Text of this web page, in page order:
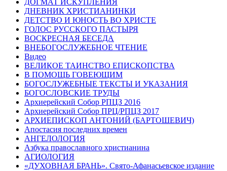
ДОГМАТ ИСКУПЛЕНИЯ
ДНЕВНИК ХРИСТИАНИНКИ
ДЕТСТВО И ЮНОСТЬ ВО ХРИСТЕ
ГОЛОС РУССКОГО ПАСТЫРЯ
ВОСКРЕСНАЯ БЕСЕДА
ВНЕБОГОСЛУЖЕБНОЕ ЧТЕНИЕ
Видео
ВЕЛИКОЕ ТАИНСТВО ЕПИСКОПСТВА
В ПОМОЩЬ ГОВЕЮЩИМ
БОГОСЛУЖЕБНЫЕ ТЕКСТЫ И УКАЗАНИЯ
БОГОСЛОВСКИЕ ТРУДЫ
Архиерейский Собор РПЦЗ 2016
Архиерейский Собор ПРЦ/РПЦЗ 2017
АРХИЕПИСКОП АНТОНИЙ (БАРТОШЕВИЧ)
Апостасия последних времен
АНГЕЛОЛОГИЯ
Азбука православного христианина
АГИОЛОГИЯ
«ДУХОВНАЯ БРАНЬ». Свято-Афанасьевское издание